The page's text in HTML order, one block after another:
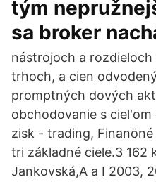
tým
sa broker
nástrojoch a
trhoch, a cien
promptných dových
obchodovanie s
zisk - trading,
tri základné ciele.3 162
Jankovská,A a I 2003,